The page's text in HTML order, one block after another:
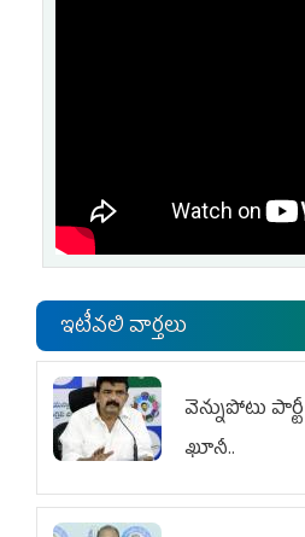
ఇటీవలి వార్తలు
వెన్నుపోటు
ఖూనీ..